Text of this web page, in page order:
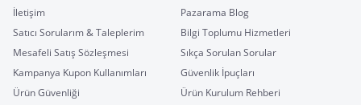
İletişim
Pazarama Blog
Satıcı Sorularım & Taleplerim
Bilgi Toplumu Hizmetleri
Mesafeli Satış Sözleşmesi
Sıkça Sorulan Sorular
Kampanya Kupon Kullanımları
Güvenlik İpuçları
Ürün Güvenliği
Ürün Kurulum Rehberi